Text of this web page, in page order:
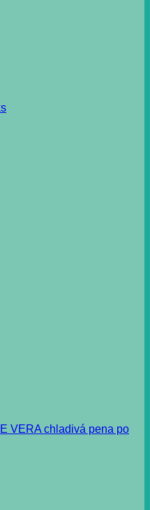
VERA chladivá pena po